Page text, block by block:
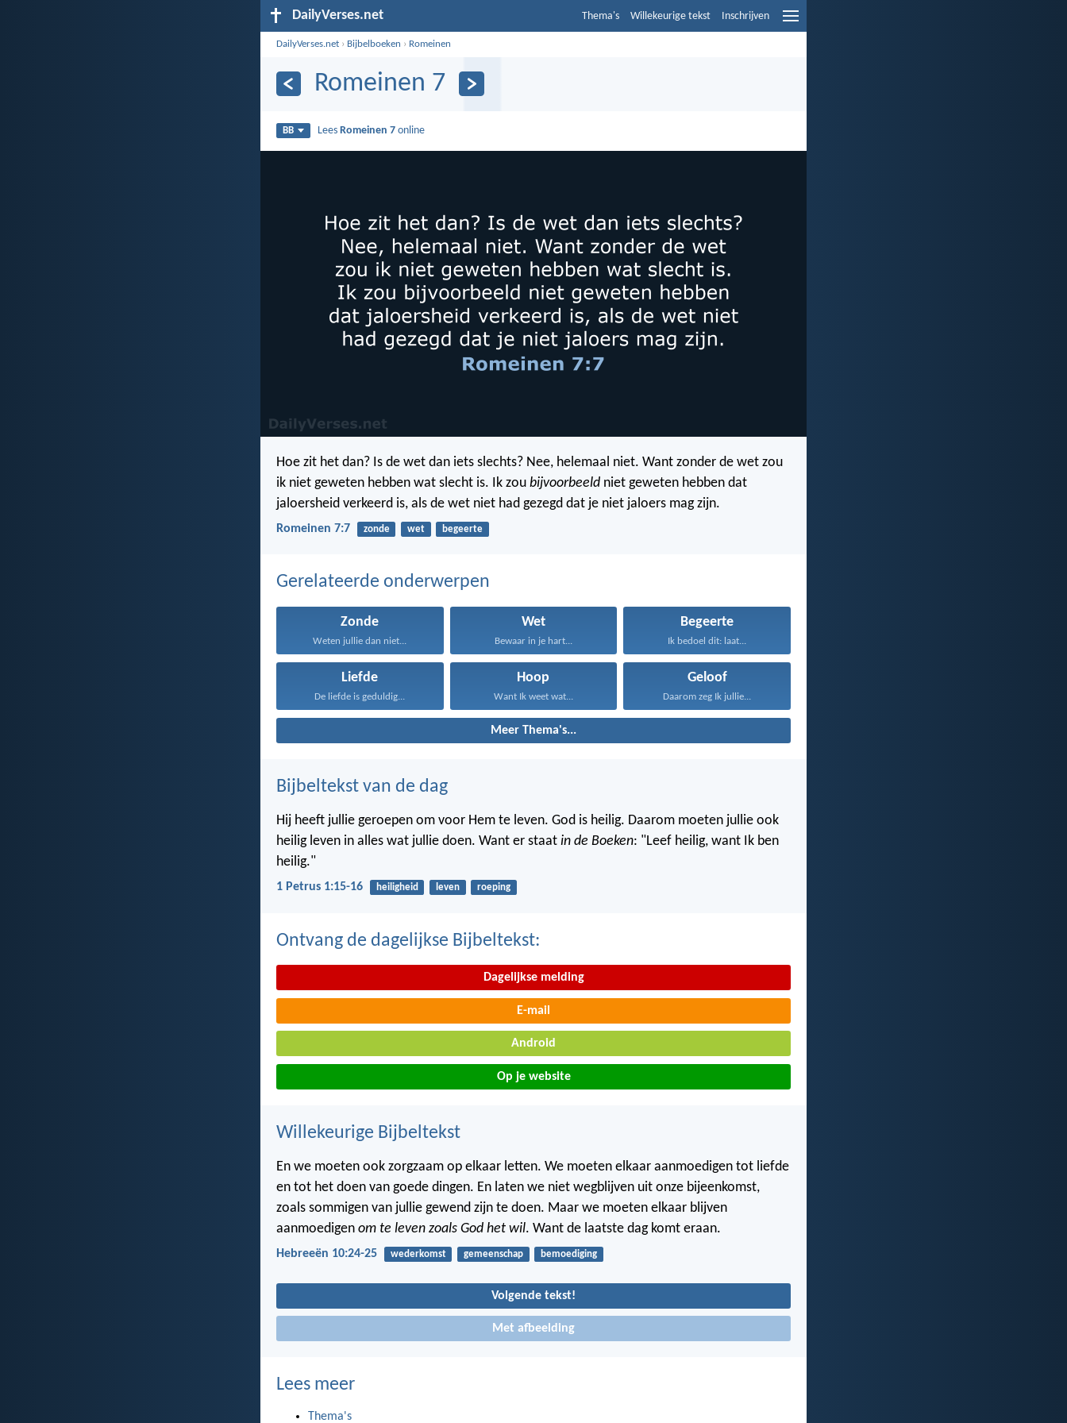
DailyVerses.net Thema's Willekeurige tekst Inschrijven
DailyVerses.net › Bijbelboeken › Romeinen
Romeinen 7
BB Lees Romeinen 7 online
Hoe zit het dan? Is de wet dan iets slechts? Nee, helemaal niet. Want zonder de wet zou
ik niet geweten hebben wat slecht is. Ik zou bijvoorbeeld niet geweten hebben dat
jaloersheid verkeerd is, als de wet niet had gezegd dat je niet jaloers mag zijn.
Romeinen 7:7 zonde wet begeerte
Gerelateerde onderwerpen
Zonde
Weten jullie dan niet...
Wet
Bewaar in je hart...
Begeerte
Ik bedoel dit: laat...
Liefde
De liefde is geduldig...
Hoop
Want Ik weet wat...
Geloof
Daarom zeg Ik jullie...
Meer Thema's...
Bijbeltekst van de dag
Hij heeft jullie geroepen om voor Hem te leven. God is heilig. Daarom moeten jullie ook
heilig leven in alles wat jullie doen. Want er staat in de Boeken: "Leef heilig, want Ik ben
heilig."
1 Petrus 1:15-16 heiligheid leven roeping
Ontvang de dagelijkse Bijbeltekst:
Dagelijkse melding
E-mail
Android
Op je website
Willekeurige Bijbeltekst
En we moeten ook zorgzaam op elkaar letten. We moeten elkaar aanmoedigen tot liefde
en tot het doen van goede dingen. En laten we niet wegblijven uit onze bijeenkomst,
zoals sommigen van jullie gewend zijn te doen. Maar we moeten elkaar blijven
aanmoedigen om te leven zoals God het wil. Want de laatste dag komt eraan.
Hebreeën 10:24-25 wederkomst gemeenschap bemoediging
Volgende tekst!
Met afbeelding
Lees meer
Thema's